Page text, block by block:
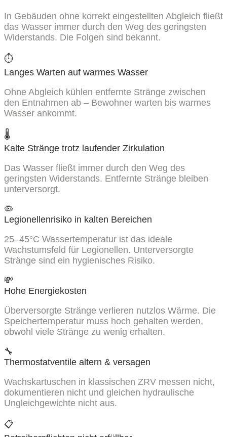
In Gebäuden ohne korrekt eingestellten Abgleich fließt
das Wasser immer durch den Weg des geringsten
Widerstands. Die Folgen sind bekannt.
⏱️
Langes Warten auf warmes Wasser
Ohne Abgleich kühlen entfernte Stränge zwischen
den Entnahmen ab – Bewohner warten bis warmes
Wasser ankommt.
🌡️
Kalte Stränge trotz laufender Zirkulation
Das Wasser fließt immer durch den Weg des
geringsten Widerstands. Entfernte Stränge bleiben
unterversorgt.
🦠
Legionellenrisiko in kalten Bereichen
25–45°C Wassertemperatur ist das ideale
Wachstumsfeld für Legionellen. Unterversorgte
Stränge sind ein hygienisches Risiko.
💸
Hohe Energiekosten
Überversorgte Stränge verlieren nutzlos Wärme. Die
Speichertemperatur muss hoch gehalten werden,
obwohl viele Stränge zu wenig erhalten.
🔧
Thermostatventile altern & versagen
Wachskartuschen in klassischen ZRV messen nicht,
dokumentieren nicht und gleichen hydraulische
Ungleichgewichte nicht aus.
📋